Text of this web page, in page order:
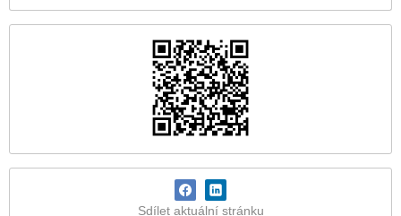
Sdílet aktuální stránku